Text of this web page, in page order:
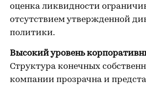
оценка ликвидности
отсутствием утвержденной
политики.
Высокий уровень
Структура конечных
компании прозрачна и